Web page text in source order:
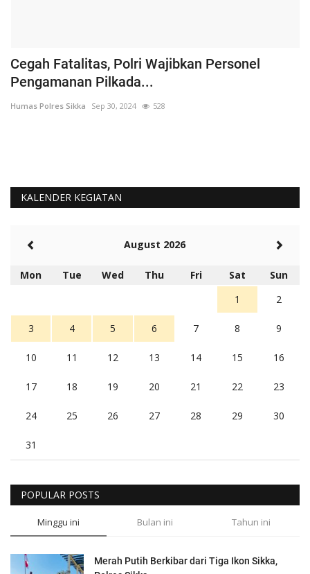
Cegah Fatalitas, Polri Wajibkan Personel
Pengamanan Pilkada...
Humas Polres Sikka Sep 30, 2024 528
KALENDER KEGIATAN
August 2026
Mon Tue Wed Thu Fri Sat
Sun
1
2
3 4 5 6 7 8 9
10 11 12 13 14 15 16
17 18 19 20 21 22 23
24 25 26 27 28 29 30
31
POPULAR POSTS
Minggu ini Bulan ini Tahun ini
Merah Putih Berkibar dari Tiga Ikon Sikka,